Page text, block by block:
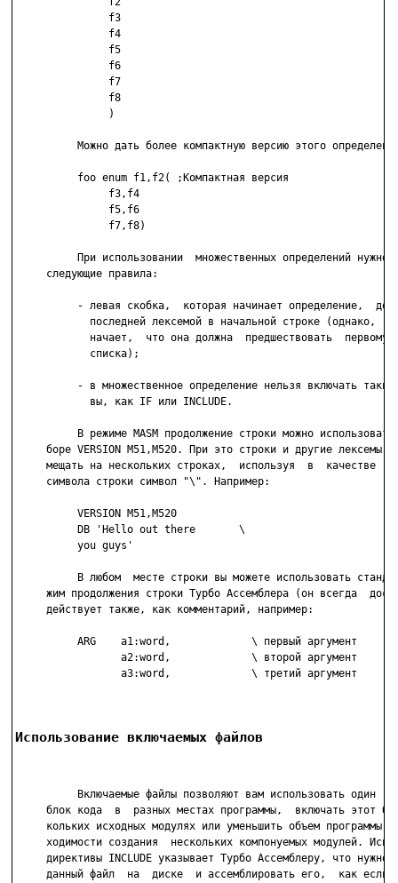
               f3
               f4
               f5
               f6
               f7
               f8
               )
Можно дать более компактную версию этого
          foo enum f1,f2( ;Компактная версия
               f3,f4
               f5,f6
               f7,f8)
При использовании  множественных определений нужно
     следующие правила:
- левая скобка,  которая начинает определение,
последней лексемой в начальной строке (однако,
начает,  что она должна  предшествовать  первому
            списка);
- в множественное определение нельзя включать такие
            вы, как IF или INCLUDE.
В режиме MASM продолжение строки можно использовать
боре VERSION M51,M520. При это строки и другие лексемы
мещать на нескольких строках,  используя  в  качестве
     символа строки символ "\". Например:
          VERSION M51,M520
          DB 'Hello out there       \
          you guys'
В любом  месте строки вы можете использовать
жим продолжения строки Турбо Ассемблера (он всегда
     действует также, как комментарий, например:
          ARG    a1:word,             \ первый аргумент
                 a2:word,             \ второй аргумент
                 a3:word,             \ третий аргумент
Использование включаемых файлов
Включаемые файлы позволяют вам использовать один  и
блок кода  в  разных местах программы,  включать этот
кольких исходных модулях или уменьшить объем программы
ходимости создания  нескольких компонуемых модулей.
директивы INCLUDE указывает Турбо Ассемблеру, что нужно
данный файл  на  диске  и ассемблировать его,  как если